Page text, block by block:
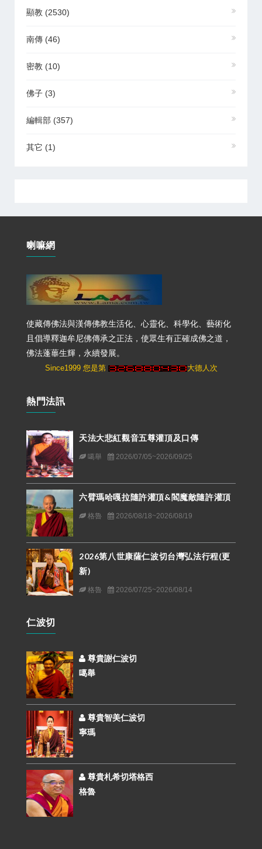
顯教 (2530)
南傳 (46)
密教 (10)
佛子 (3)
編輯部 (357)
其它 (1)
喇嘛網
使藏傳佛法與漢傳佛教生活化、心靈化、科學化、藝術化
且倡導釋迦牟尼佛傳承之正法，使眾生有正確成佛之道，
佛法蓬蓽生輝，永續發展。
Since1999 您是第 大德人次
熱門法訊
天法大悲紅觀音五尊灌頂及口傳
噶舉 2026/07/05~2026/09/25
六臂瑪哈嘎拉隨許灌頂&閻魔敵隨許灌頂
格魯 2026/08/18~2026/08/19
2026第八世康薩仁波切台灣弘法行程(更
新)
格魯 2026/07/25~2026/08/14
仁波切
尊貴謝仁波切
噶舉
尊貴智美仁波切
寧瑪
尊貴札希切塔格西
格魯